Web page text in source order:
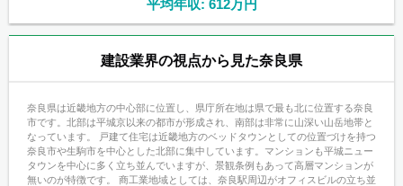
平均年収: 612万円
建設業界の視点から見た奈良県
奈良県は近畿地方の中心部に位置し、県庁所在地は県で最も北に位置する奈良
市です。北部は平城京以来の都市が形成され、南部は非常に山深い山岳地帯と
なっています。 戸建て住宅は近畿地方のベッドタウンとしての位置づけを持つ
奈良市や生駒市を中心とした北部に集中しています。マンションも平城ニュー
タウンを中心に多く立ち並んでいますが、景観条例もあって高層マンションが
無いのが特徴です。 商工業地域としては、奈良駅周辺がオフィスビルの立ち並